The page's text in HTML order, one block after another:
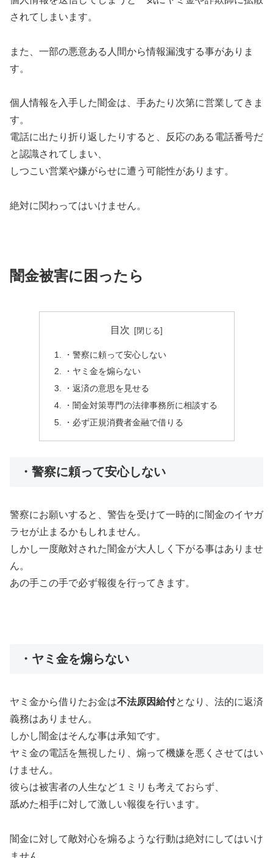
されてしまいます。
また、一部の悪意ある人間から情報漏洩する事がありま
す。
個人情報を入手した闇金は、手あたり次第に営業してきま
す。
電話に出たり折り返したりすると、反応のある電話番号だ
と認識されてしまい、
しつこい営業や嫌がらせに遭う可能性があります。
絶対に関わってはいけません。
闇金被害に困ったら
目次
・警察に頼って安心しない
・ヤミ金を煽らない
・返済の意思を見せる
・闇金対策専門の法律事務所に相談する
・必ず正規消費者金融で借りる
・警察に頼って安心しない
警察にお願いすると、警告を受けて一時的に闇金のイヤガ
ラセが止まるかもしれません。
しかし一度敵対された闇金が大人しく下がる事はありませ
ん。
あの手この手で必ず報復を行ってきます。
・ヤミ金を煽らない
ヤミ金から借りたお金は不法原因給付となり、法的に返済
義務はありません。
しかし闇金はそんな事は承知です。
ヤミ金の電話を無視したり、煽って機嫌を悪くさせてはい
けません。
彼らは被害者の人生など１ミリも考えておらず、
舐めた相手に対して激しい報復を行います。
闇金に対して敵対心を煽るような行動は絶対にしてはいけ